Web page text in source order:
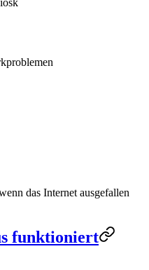
das Internet ausgefallen
funktioniert